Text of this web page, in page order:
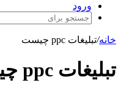
ورود
خانه/تبلیغات ppc چیست
تبلیغات ppc چیست